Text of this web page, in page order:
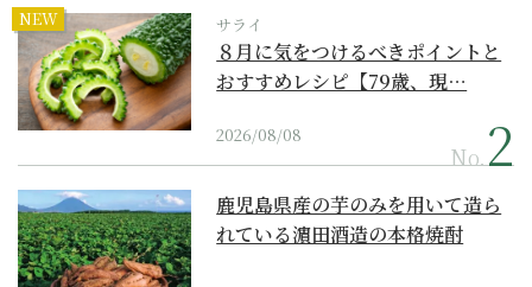
NEW サライ
８月に気をつけるべきポイントと
おすすめレシピ【79歳、現…
2026/08/08
No.
鹿児島県産の芋のみを用いて造ら
れている濵田酒造の本格焼酎